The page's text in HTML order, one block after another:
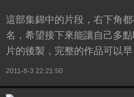
這部集錦中的片段，右下角
名，希望接下來能讓自己多
片的後製，完整的作品可以早
2011-8-3 22:21:50